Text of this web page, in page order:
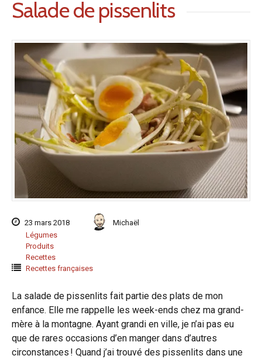
Salade de pissenlits
23 mars 2018
Michaël
Légumes
Produits
Recettes
Recettes françaises
La salade de pissenlits fait partie des plats de mon
enfance. Elle me rappelle les week-ends chez ma grand-
mère à la montagne. Ayant grandi en ville, je n’ai pas eu
que de rares occasions d’en manger dans d’autres
circonstances ! Quand j’ai trouvé des pissenlits dans une